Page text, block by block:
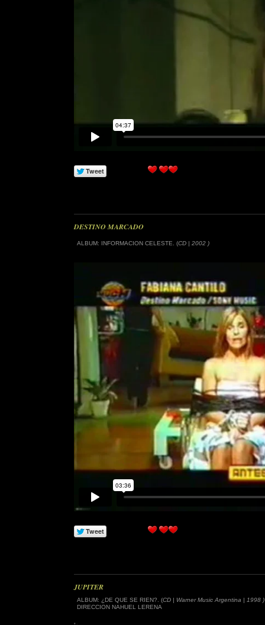
DESTINO MARCADO
ALBUM: INFORMACION CELESTE. (CD | 2002 )
JUPITER
ALBUM: ¿DE QUE SE RIEN?. (CD | Warner Music Argentina | 1998 )
DIRECCION NAHUEL LERENA